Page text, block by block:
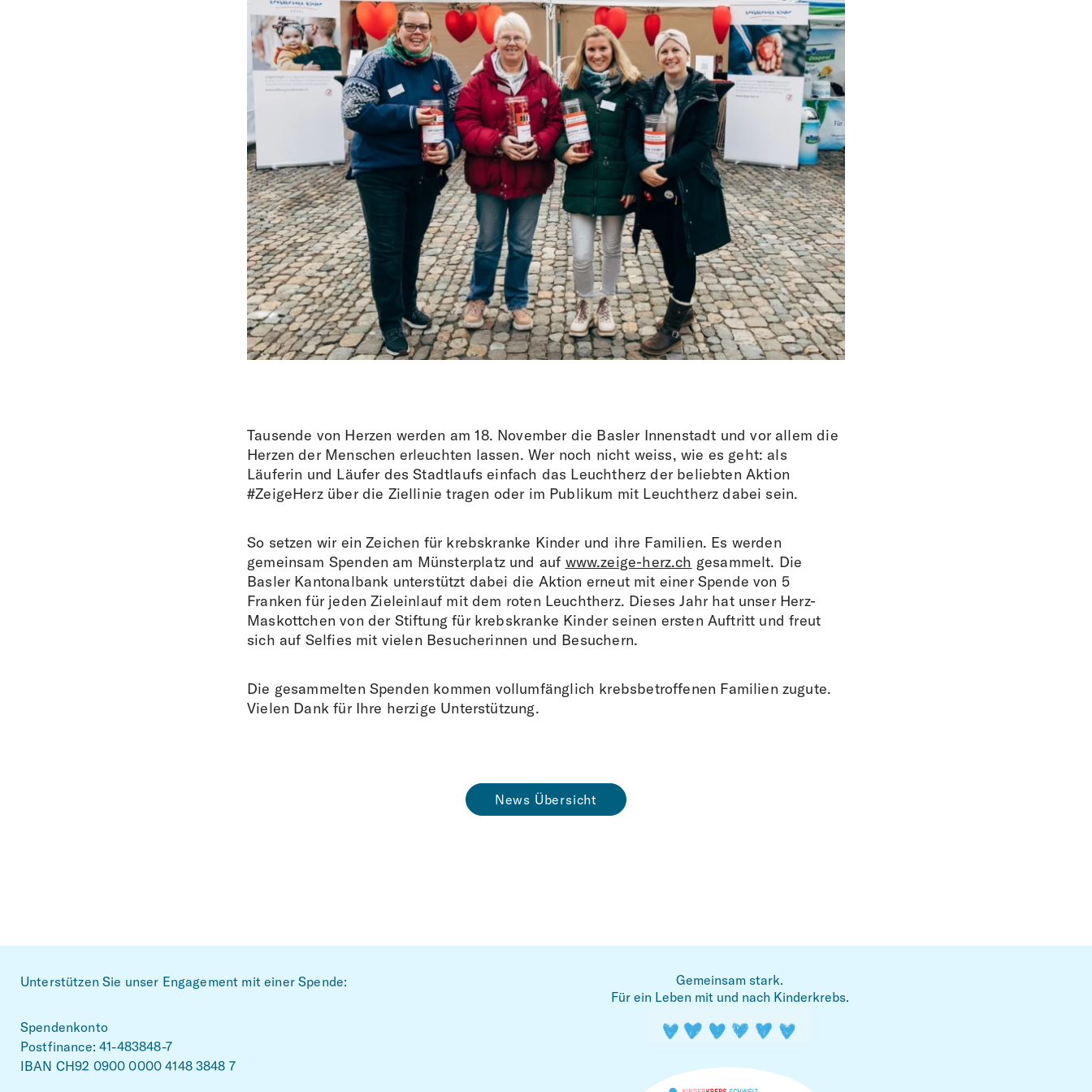
Tausende von Herzen werden am 18. November die Basler Innenstadt und vor allem die
Herzen der Menschen erleuchten lassen. Wer noch nicht weiss, wie es geht: als
Läuferin und Läufer des Stadtlaufs einfach das Leuchtherz der beliebten Aktion
#ZeigeHerz über die Ziellinie tragen oder im Publikum mit Leuchtherz dabei sein.
So setzen wir ein Zeichen für krebskranke Kinder und ihre Familien. Es werden
gemeinsam Spenden am Münsterplatz und auf www.zeige-herz.ch gesammelt. Die
Basler Kantonalbank unterstützt dabei die Aktion erneut mit einer Spende von 5
Franken für jeden Zieleinlauf mit dem roten Leuchtherz. Dieses Jahr hat unser Herz-
Maskottchen von der Stiftung für krebskranke Kinder seinen ersten Auftritt und freut
sich auf Selfies mit vielen Besucherinnen und Besuchern.
Die gesammelten Spenden kommen vollumfänglich krebsbetroffenen Familien zugute.
Vielen Dank für Ihre herzige Unterstützung.
News Übersicht
Footer
Unterstützen Sie unser Engagement mit einer Spende:
Spendenkonto
Postfinance: 41-483848-7
IBAN CH92 0900 0000 4148 3848 7
Gemeinsam stark.
Für ein Leben mit und nach Kinderkrebs.